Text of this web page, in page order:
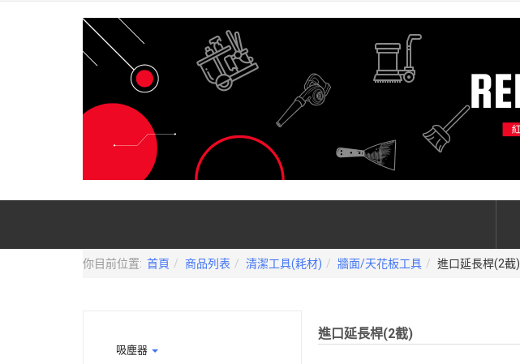
你目前位置: 首頁 商品列表 清潔工具(耗材) 牆面/天花板工具 進口延長桿(2截)
進口延長桿(2截)
吸塵器